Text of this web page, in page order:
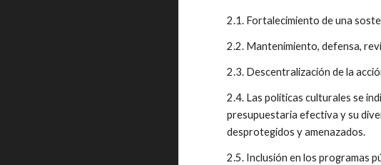
2.1. Fortalecimiento de una
2.2. Mantenimiento, defensa,
2.3. Descentralización de la
2.4. Las políticas culturales se
presupuestaria efectiva y su
desprotegidos y amenazados.
2.5. Inclusión en los programas